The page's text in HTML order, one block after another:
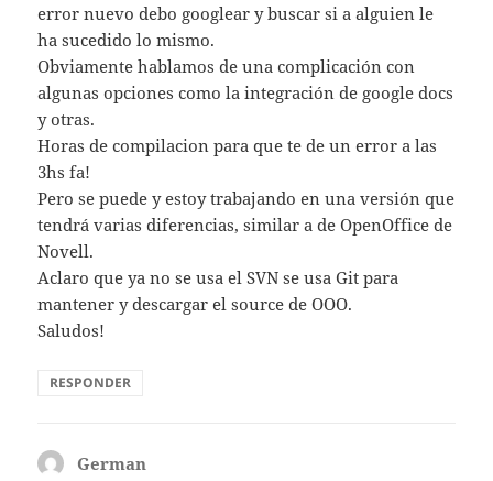
error nuevo debo googlear y buscar si a alguien le
ha sucedido lo mismo.
Obviamente hablamos de una complicación con
algunas opciones como la integración de google docs
y otras.
Horas de compilacion para que te de un error a las
3hs fa!
Pero se puede y estoy trabajando en una versión que
tendrá varias diferencias, similar a de OpenOffice de
Novell.
Aclaro que ya no se usa el SVN se usa Git para
mantener y descargar el source de OOO.
Saludos!
RESPONDER
German